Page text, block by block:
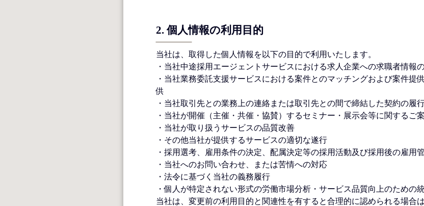
2. 個人情報の利用目的
当社は、取得した個人情報を以下の目的で利用いたします。
・当社中途採用エージェントサービスにおける求人企業への求職者情報
・当社業務委託支援サービスにおける案件とのマッチングおよび案件提
供
・当社取引先との業務上の連絡または取引先との間で締結した契約の履
・当社が開催（主催・共催・協賛）するセミナー・展示会等に関するご
・当社が取り扱うサービスの品質改善
・その他当社が提供するサービスの適切な遂行
・採用選考、雇用条件の決定、配属決定等の採用活動及び採用後の雇用
・当社へのお問い合わせ、または苦情への対応
・法令に基づく当社の義務履行
・個人が特定されない形式の労働市場分析・サービス品質向上のための
当社は、変更前の利用目的と関連性を有すると合理的に認められる場合